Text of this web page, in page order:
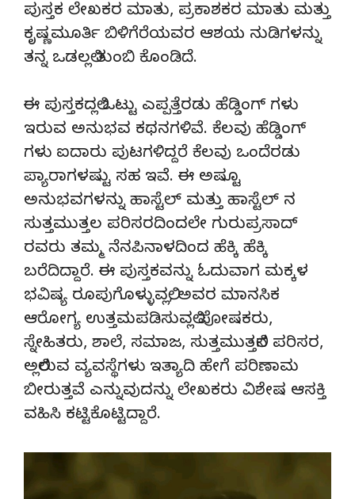
ಪುಸ್ತಕ ಲೇಖಕರ ಮಾತು, ಪ್ರಕಾಶಕರ ಮಾತು ಮತ್ತು
ಕೃಷ್ಣಮೂರ್ತಿ ಬಿಳಿಗೆರೆಯವರ ಆಶಯ ನುಡಿಗಳನ್ನು
ತನ್ನ ಒಡಲಲ್ಲಿ ತುಂಬಿ ಕೊಂಡಿದೆ.
ಈ ಪುಸ್ತಕದಲ್ಲಿ ಒಟ್ಟು ಎಪ್ಪತ್ತೆರಡು ಹೆಡ್ಡಿಂಗ್ ಗಳು
ಇರುವ ಅನುಭವ ಕಥನಗಳಿವೆ. ಕೆಲವು ಹೆಡ್ಡಿಂಗ್
ಗಳು ಐದಾರು ಪುಟಗಳಿದ್ದರೆ ಕೆಲವು ಒಂದೆರಡು
ಪ್ಯಾರಾಗಳಷ್ಟು ಸಹ ಇವೆ. ಈ ಅಷ್ಟೂ
ಅನುಭವಗಳನ್ನು ಹಾಸ್ಟೆಲ್ ಮತ್ತು ಹಾಸ್ಟೆಲ್ ನ
ಸುತ್ತಮುತ್ತಲ ಪರಿಸರದಿಂದಲೇ ಗುರುಪ್ರಸಾದ್
ರವರು ತಮ್ಮ ನೆನಪಿನಾಳದಿಂದ ಹೆಕ್ಕಿ ಹೆಕ್ಕಿ
ಬರೆದಿದ್ದಾರೆ. ಈ ಪುಸ್ತಕವನ್ನು ಓದುವಾಗ‌ ಮಕ್ಕಳ
ಭವಿಷ್ಯ ರೂಪುಗೊಳ್ಳುವಲ್ಲಿ, ಅವರ ಮಾನಸಿಕ
ಆರೋಗ್ಯ ಉತ್ತಮಪಡಿಸುವಲ್ಲಿ ಪೋಷಕರು,
ಸ್ನೇಹಿತರು, ಶಾಲೆ, ಸಮಾಜ, ಸುತ್ತಮುತ್ತಲಿನ ಪರಿಸರ,
ಅಲ್ಲಿರುವ ವ್ಯವಸ್ಥೆಗಳು ಇತ್ಯಾದಿ ಹೇಗೆ ಪರಿಣಾಮ
ಬೀರುತ್ತವೆ ಎನ್ನುವುದನ್ನು ಲೇಖಕರು ವಿಶೇಷ ಆಸಕ್ತಿ
ವಹಿಸಿ ಕಟ್ಟಿಕೊಟ್ಟಿದ್ದಾರೆ.